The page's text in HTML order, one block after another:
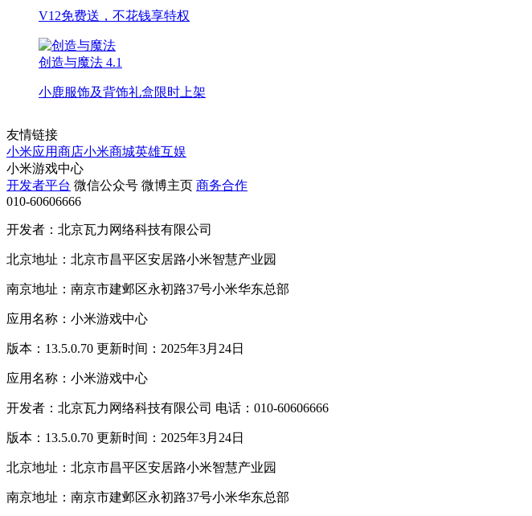
V12免费送，不花钱享特权
创造与魔法 4.1
小鹿服饰及背饰礼盒限时上架
友情链接
小米应用商店小米商城英雄互娱
小米游戏中心
开发者平台 微信公众号 微博主页 商务合作
010-60606666
开发者：北京瓦力网络科技有限公司
北京地址：北京市昌平区安居路小米智慧产业园
南京地址：南京市建邺区永初路37号小米华东总部
应用名称：小米游戏中心
版本：13.5.0.70 更新时间：2025年3月24日
应用名称：小米游戏中心
开发者：北京瓦力网络科技有限公司 电话：010-60606666
版本：13.5.0.70 更新时间：2025年3月24日
北京地址：北京市昌平区安居路小米智慧产业园
南京地址：南京市建邺区永初路37号小米华东总部